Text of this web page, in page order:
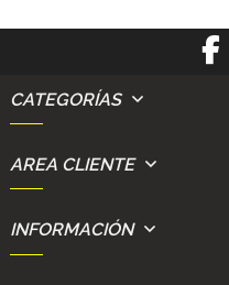
CATEGORÍAS
AREA CLIENTE
INFORMACIÓN